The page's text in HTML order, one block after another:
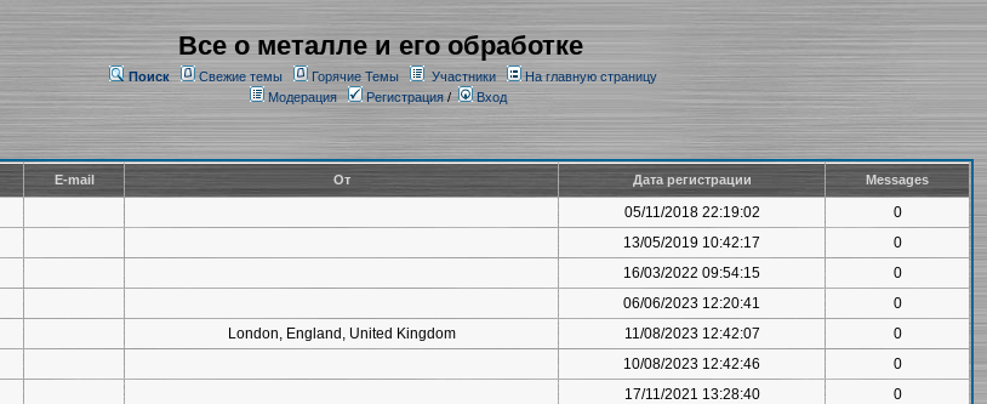
Все о металле и его обработке
Поиск Свежие темы Горячие Темы Участники
На главную страницу
Модерация
Регистрация/ Вход
E-mail От Дата регистрации Messages
05/11/2018 22:19:02
0
13/05/2019 10:42:17
0
16/03/2022 09:54:15
0
06/06/2023 12:20:41
0
London, England, United Kingdom 11/08/2023 12:42:07
0
10/08/2023 12:42:46
0
17/11/2021 13:28:40
0